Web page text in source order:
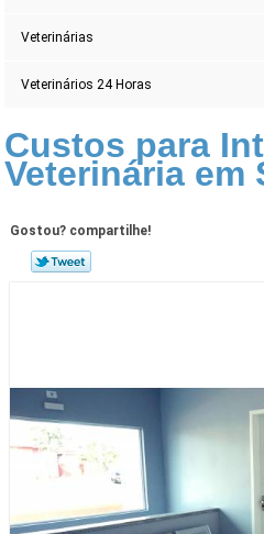
Veterinárias
Veterinários 24 Horas
Custos para
Veterinária em
Gostou? compartilhe!